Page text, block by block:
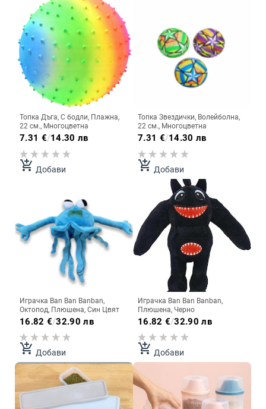
Топка Дъга, С бодли, Плажна,
22 см., Многоцветна
7.31 €/14.30 лв
add_shopping_cart Добави
Топка Звездички, Волейболна,
22 см., Многоцветна
7.31 €/14.30 лв
add_shopping_cart Добави
Играчка Ban Ban Banban,
Октопод, Плюшена, Син Цвят
16.82 €/32.90 лв
add_shopping_cart Добави
Играчка Ban Ban Banban,
Плюшена, Черно
16.82 €/32.90 лв
add_shopping_cart Добави